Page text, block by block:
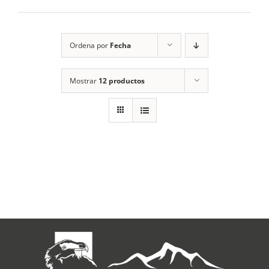
RECURSOS
CONTACTO
Ordena por Fecha
Mostrar 12 productos